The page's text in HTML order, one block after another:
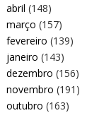
abril (148)
março (157)
fevereiro (139)
janeiro (143)
dezembro (156)
novembro (191)
outubro (163)